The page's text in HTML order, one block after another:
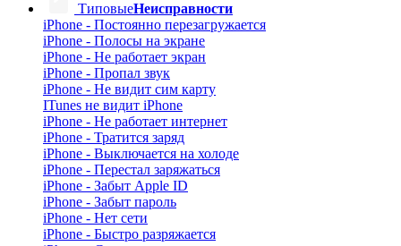
ТиповыеНеисправности
iPhone - Постоянно перезагружается
iPhone - Полосы на экране
iPhone - Не работает экран
iPhone - Пропал звук
iPhone - Не видит сим карту
ITunes не видит iPhone
iPhone - Не работает интернет
iPhone - Тратится заряд
iPhone - Выключается на холоде
iPhone - Перестал заряжаться
iPhone - Забыт Apple ID
iPhone - Забыт пароль
iPhone - Нет сети
iPhone - Быстро разряжается